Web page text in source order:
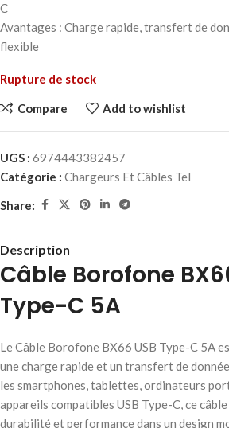
C
Avantages : Charge rapide, transfert de
flexible
Rupture de stock
Compare Add to wishlist
UGS : 6974443382457
Catégorie : Chargeurs Et Câbles Tel
Share:
Description
Câble Borofone
Type-C 5A
Le Câble Borofone BX66 USB Type-C 5A
une charge rapide et un transfert de
les smartphones, tablettes, ordinateurs
appareils compatibles USB Type-C, ce
durabilité et performance dans un design